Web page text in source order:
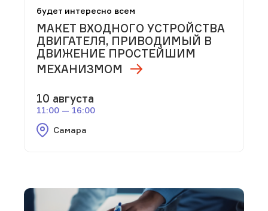
будет интересно всем
МАКЕТ ВХОДНОГО УСТРОЙСТВА
ДВИГАТЕЛЯ, ПРИВОДИМЫЙ В
ДВИЖЕНИЕ ПРОСТЕЙШИМ
МЕХАНИЗМОМ
10 августа
11:00 — 16:00
Самара